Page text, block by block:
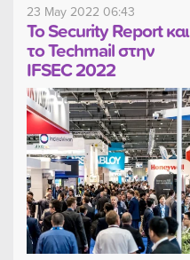
23 May 2022 06:43
Το Security Report και
το Techmail στην
IFSEC 2022